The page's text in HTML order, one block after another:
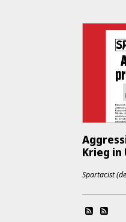
Krieg in
Spartacist